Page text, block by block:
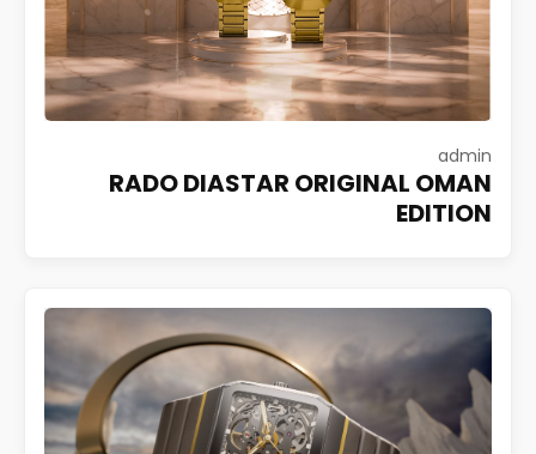
admin
RADO DIASTAR ORIGINAL OMAN
EDITION